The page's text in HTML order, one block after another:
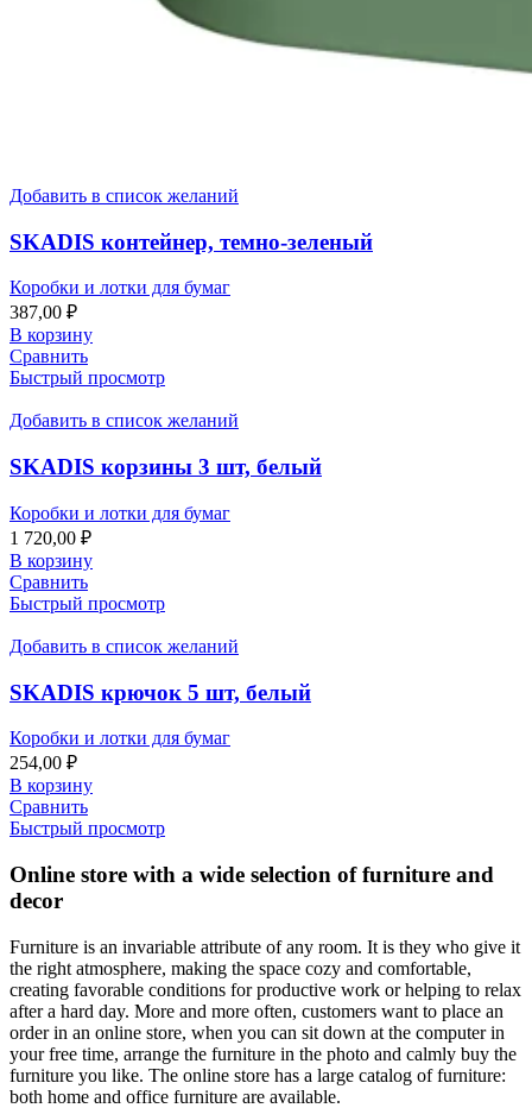
Добавить в список желаний
SKADIS контейнер, темно-зеленый
Коробки и лотки для бумаг
387,00 ₽
В корзину
Сравнить
Быстрый просмотр
Добавить в список желаний
SKADIS корзины 3 шт, белый
Коробки и лотки для бумаг
1 720,00 ₽
В корзину
Сравнить
Быстрый просмотр
Добавить в список желаний
SKADIS крючок 5 шт, белый
Коробки и лотки для бумаг
254,00 ₽
В корзину
Сравнить
Быстрый просмотр
Online store with a wide selection of furniture and
decor
Furniture is an invariable attribute of any room. It is they who give it
the right atmosphere, making the space cozy and comfortable,
creating favorable conditions for productive work or helping to relax
after a hard day. More and more often, customers want to place an
order in an online store, when you can sit down at the computer in
your free time, arrange the furniture in the photo and calmly buy the
furniture you like. The online store has a large catalog of furniture:
both home and office furniture are available.